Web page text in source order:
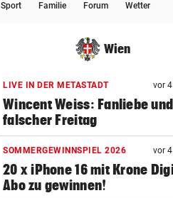
Sport Familie Forum Wetter
Wien
LIVE IN DER METASTADT vor
Wincent Weiss: Fanliebe
falscher Freitag
SOMMERGEWINNSPIEL 2026 vor
20 x iPhone 16 mit Krone
Abo zu gewinnen!